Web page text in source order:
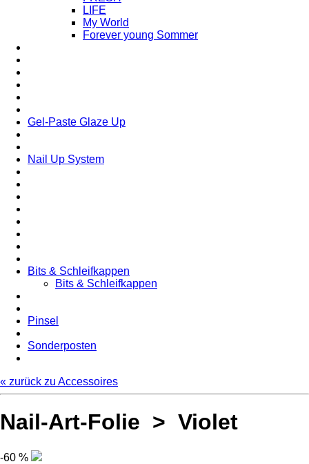
LIFE
My World
Forever young Sommer
Gel-Paste Glaze Up
Nail Up System
Bits & Schleifkappen
Bits & Schleifkappen
Pinsel
Sonderposten
« zurück zu Accessoires
Nail-Art-Folie > Violet
-60 %